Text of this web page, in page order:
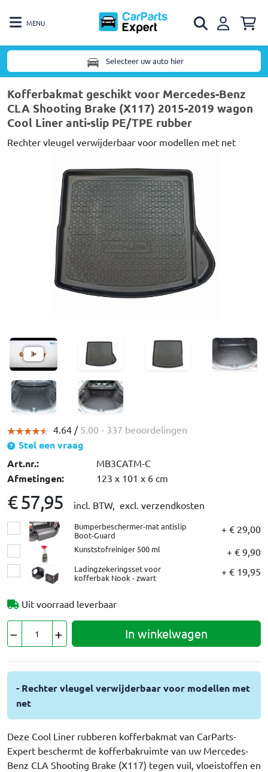
MENU
Selecteer uw auto hier
Kofferbakmat geschikt voor Mercedes-Benz
CLA Shooting Brake (X117) 2015-2019 wagon
Cool Liner anti-slip PE/TPE rubber
Rechter vleugel verwijderbaar voor modellen met net
4.64 / 5.00 - 337 beoordelingen
Stel een vraag
Art.nr.:
MB3CATM-C
Afmetingen: 123 x 101 x 6 cm
€ 57,95 incl. BTW, excl. verzendkosten
Bumperbeschermer-mat antislip
Boot-Guard
+ € 29,00
Kunststofreiniger 500 ml + € 9,90
Ladingzekeringsset voor
kofferbak Nook - zwart
+ € 19,95
Uit voorraad leverbaar
In winkelwagen
- Rechter vleugel verwijderbaar voor modellen met
net
Deze Cool Liner rubberen kofferbakmat van CarParts-
Expert beschermt de kofferbakruimte van uw Mercedes-
Benz CLA Shooting Brake (X117) tegen vuil, vloeistoffen en